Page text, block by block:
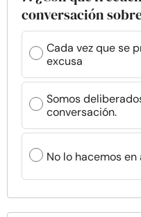
conversación
Cada vez que se
excusa
Somos
conversación.
No lo hacemos